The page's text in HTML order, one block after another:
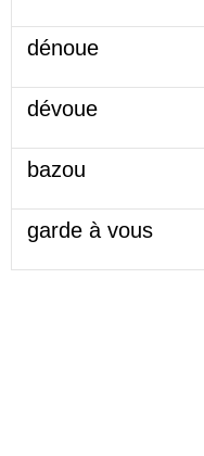
dénoue
dévoue
bazou
garde à vous